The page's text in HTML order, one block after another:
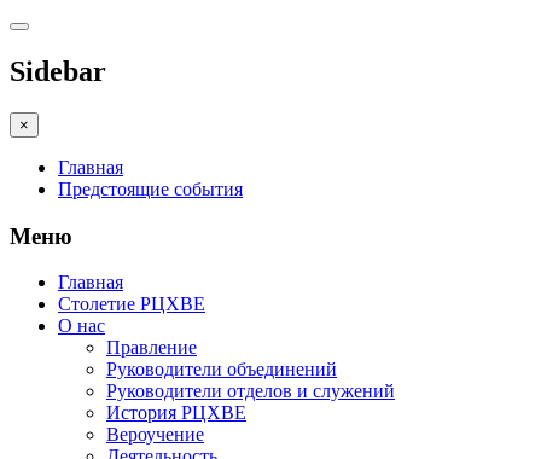
Sidebar
×
Главная
Предстоящие события
Меню
Главная
Столетие РЦХВЕ
О нас
Правление
Руководители объединений
Руководители отделов и служений
История РЦХВЕ
Вероучение